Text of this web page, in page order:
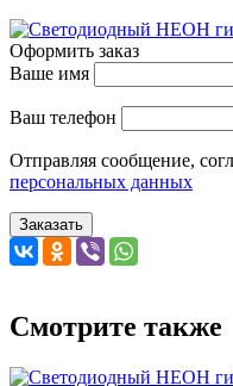
Оформить заказ
Ваше имя
Ваш телефон
Отправляя сообщение,
персональных данных
Заказать
Смотрите также